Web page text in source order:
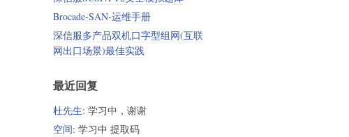
Brocade-SAN-运维手册
深信服多产品双机口字型组网(互联
网出口场景)最佳实践
最近回复
杜先生: 学习中，谢谢
空间: 学习中 提取码